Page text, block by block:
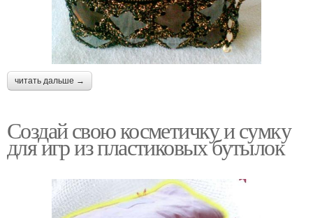
читать дальше →
Создай свою косметичку и сумку
для игр из пластиковых бутылок